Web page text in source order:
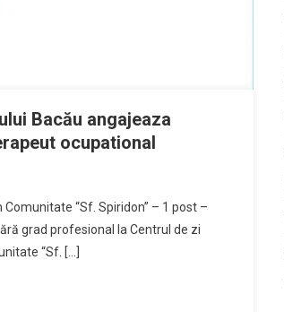
Bacău angajeaza
ocupational
“Sf. Spiridon” – 1 post –
grad profesional la Centrul de zi
“Sf. […]